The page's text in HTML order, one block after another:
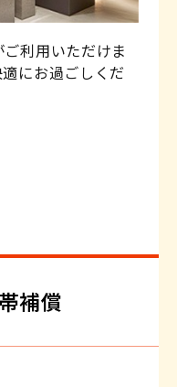
くはこちら
利用いただけま
にお過ごしくだ
補償